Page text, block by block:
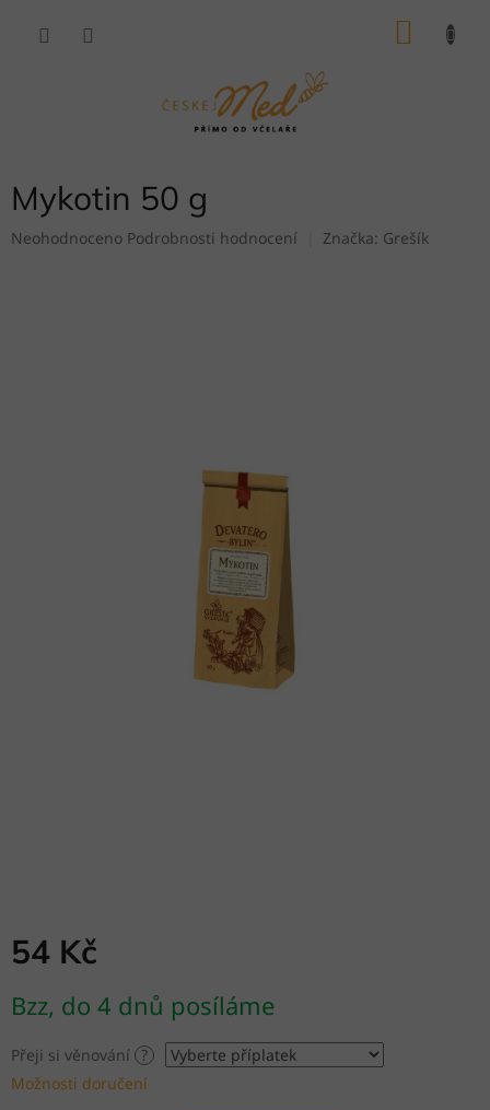
Mykotin 50 g
Průměrné
Neohodnoceno Podrobnosti hodnocení Značka: Grešík
54 Kč
cena:
Bzz, do 4 dnů posíláme
Přeji si věnování ?
Možnosti doručení